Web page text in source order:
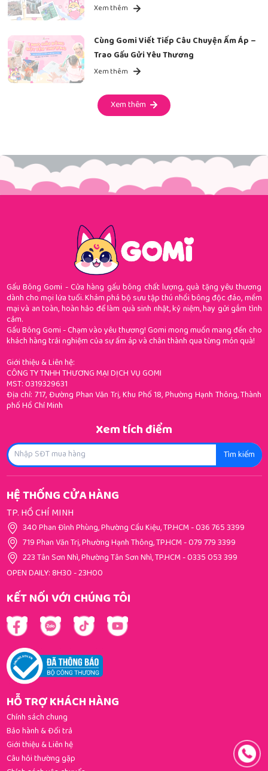
Xem thêm
Cùng Gomi Viết Tiếp Câu Chuyện Ấm Áp –
Trao Gấu Gửi Yêu Thương
Xem thêm
Xem thêm
Gấu Bông Gomi - Cửa hàng gấu bông chất lượng, quà tặng yêu thương
dành cho mọi lứa tuổi. Khám phá bộ sưu tập thú nhồi bông độc đáo, mềm
mại và an toàn, hoàn hảo để làm quà sinh nhật, kỷ niệm, hay gửi gắm tình
cảm.
Gấu Bông Gomi - Chạm vào yêu thương! Gomi mong muốn mang đến cho
khách hàng trải nghiệm của sự ấm áp và chân thành qua từng món quà!
Giới thiệu & Liên hệ:
CÔNG TY TNHH THƯƠNG MẠI DỊCH VỤ GOMI
MST: 0319329631
Địa chỉ: 717, Đường Phan Văn Trị, Khu Phố 18, Phường Hạnh Thông, Thành
phố Hồ Chí Minh
Xem tích điểm
Tìm kiếm
HỆ THỐNG CỬA HÀNG
TP. HỒ CHÍ MINH
340 Phan Đình Phùng, Phường Cầu Kiệu, TP.HCM-036 765 3399
719 Phan Văn Trị, Phường Hạnh Thông, TP.HCM-079 779 3399
223 Tân Sơn Nhì, Phường Tân Sơn Nhì, TP.HCM-0335 053 399
OPEN DAILY: 8H30 - 23H00
KẾT NỐI VỚI CHÚNG TÔI
HỖ TRỢ KHÁCH HÀNG
Chính sách chung
Bảo hành & Đổi trả
Giới thiệu & Liên hệ
Câu hỏi thường gặp